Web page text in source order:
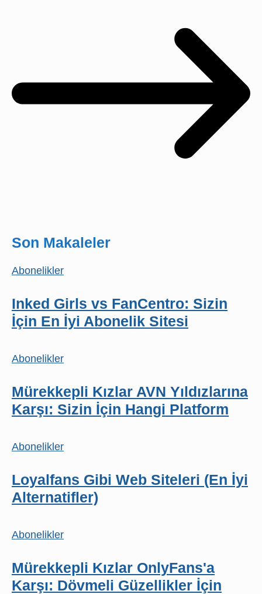
Son Makaleler
Abonelikler
Inked Girls vs FanCentro: Sizin
İçin En İyi Abonelik Sitesi
Abonelikler
Mürekkepli Kızlar AVN Yıldızlarına
Karşı: Sizin İçin Hangi Platform
Abonelikler
Loyalfans Gibi Web Siteleri (En İyi
Alternatifler)
Abonelikler
Mürekkepli Kızlar OnlyFans'a
Karşı: Dövmeli Güzellikler İçin